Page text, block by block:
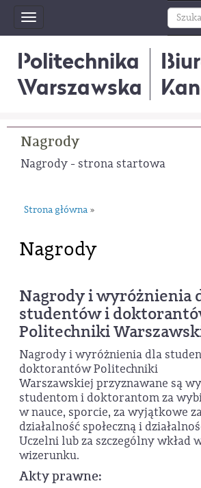
Toggle
navigation
Politechnika
Warszawska
Nagrody
Nagrody - strona startowa
Strona główna »
Nagrody
Nagrody i wyróżnienia
studentów i
Politechniki
Nagrody i wyróżnienia dla
doktorantów Politechniki
Warszawskiej przyznawane są
studentom i doktorantom za
w nauce, sporcie, za wyjątkowe
działalność społeczną i
Uczelni lub za szczególny wkład
wizerunku.
Akty prawne: